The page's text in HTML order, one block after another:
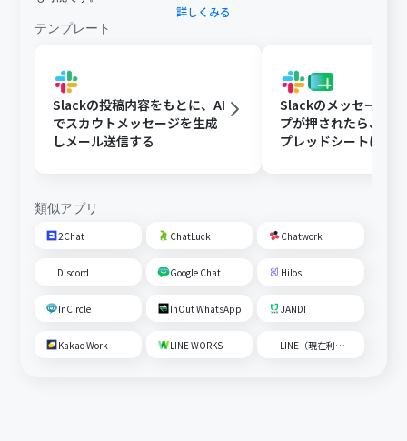
詳しくみる
テンプレート
Slackの投稿内容をもとに、AI
でスカウトメッセージを生成
しメール送信する
Slackのメッセージに
プが押されたら、
プレッドシートにメ
類似アプリ
2Chat ChatLuck Chatwork
Discord Google Chat Hilos
InCircle InOut WhatsApp JANDI
Kakao Work LINE WORKS LINE（現在利用不可）